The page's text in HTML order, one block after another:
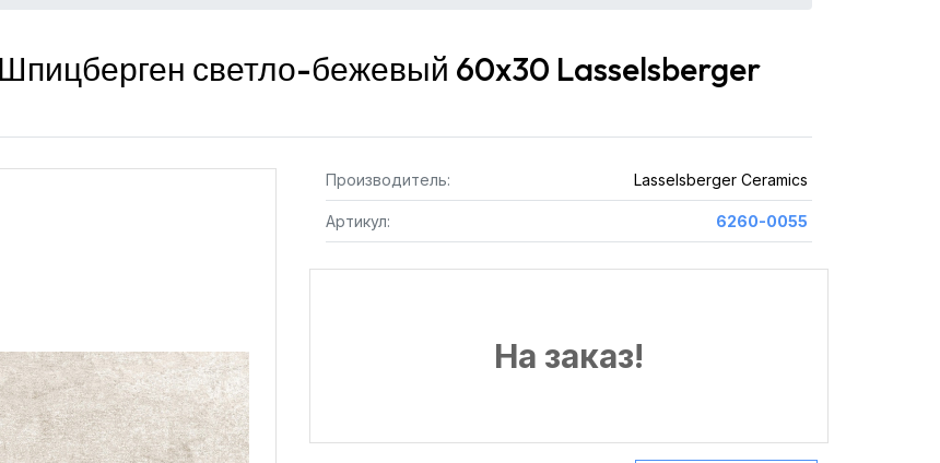
светло-бежевый 60x30 Lasselsberger
Производитель: Lasselsberger Ceramics
Артикул: 6260-0055
На заказ!